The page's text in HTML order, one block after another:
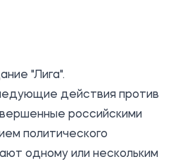
"Лига".
действия против
российскими
политического
одному или нескольким